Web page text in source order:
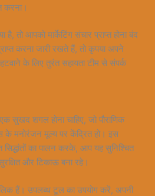
करना।
तो आपको मार्केटिंग संचार प्राप्त होना बंद
करना जारी रखते हैं, तो कृपया अपने
के लिए तुरंत सहायता टीम से संपर्क
शगल होना चाहिए, जो पौराणिक
मनोरंजन मूल्य पर केंद्रित हो। इस
सिद्धांतों का पालन करके, आप यह सुनिश्चित
और टिकाऊ बना रहे।
हैं। उपलब्ध टूल का उपयोग करें, अपनी